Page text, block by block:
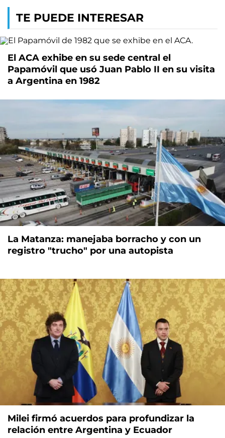
TE PUEDE INTERESAR
El ACA exhibe en su sede central el
Papamóvil que usó Juan Pablo II en su visita
a Argentina en 1982
La Matanza: manejaba borracho y con un
registro "trucho" por una autopista
Milei firmó acuerdos para profundizar la
relación entre Argentina y Ecuador